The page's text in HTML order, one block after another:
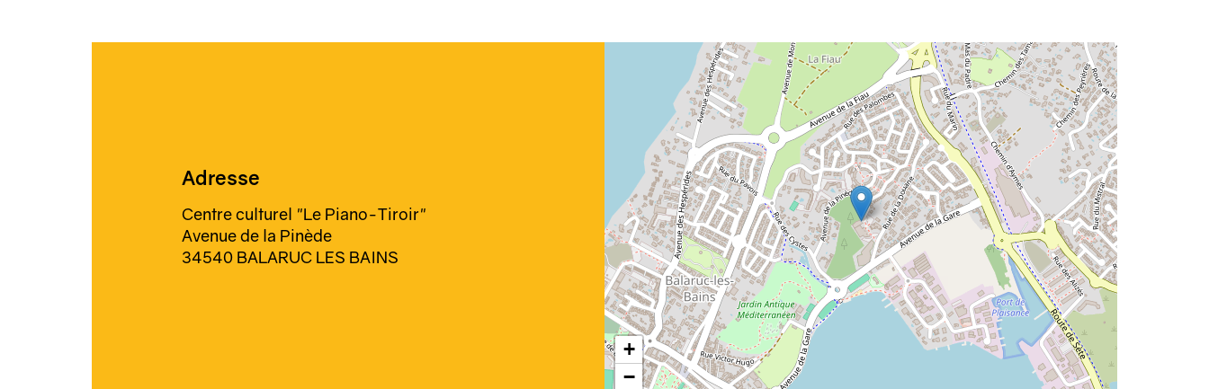
Adresse
Centre culturel "Le Piano-Tiroir"
Avenue de la Pinède
34540 BALARUC LES BAINS
Géolocalisation
+
−